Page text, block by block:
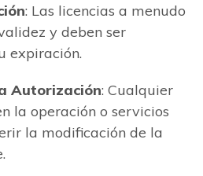
: Las licencias a menudo
y deben ser
expiración.
Autorización: Cualquier
la operación o servicios
la modificación de la